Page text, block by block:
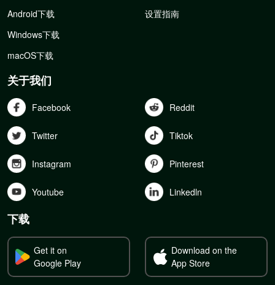
Android下载
Windows下载
macOS下载
设置指南
关于我们
Facebook Reddit
Twitter Tiktok
Instagram Pinterest
Youtube Linkedln
下载
Get it on
Google Play
Download on the
App Store